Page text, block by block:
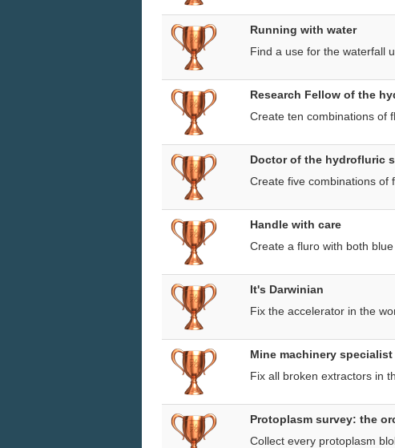
Running with water
Find a use for the waterfall
Research Fellow of the
Create ten combinations of
Doctor of the hydrofluric
Create five combinations of
Handle with care
Create a fluro with both
It's Darwinian
Fix the accelerator in the
Mine machinery specialist
Fix all broken extractors in
Protoplasm survey: the
Collect every protoplasm